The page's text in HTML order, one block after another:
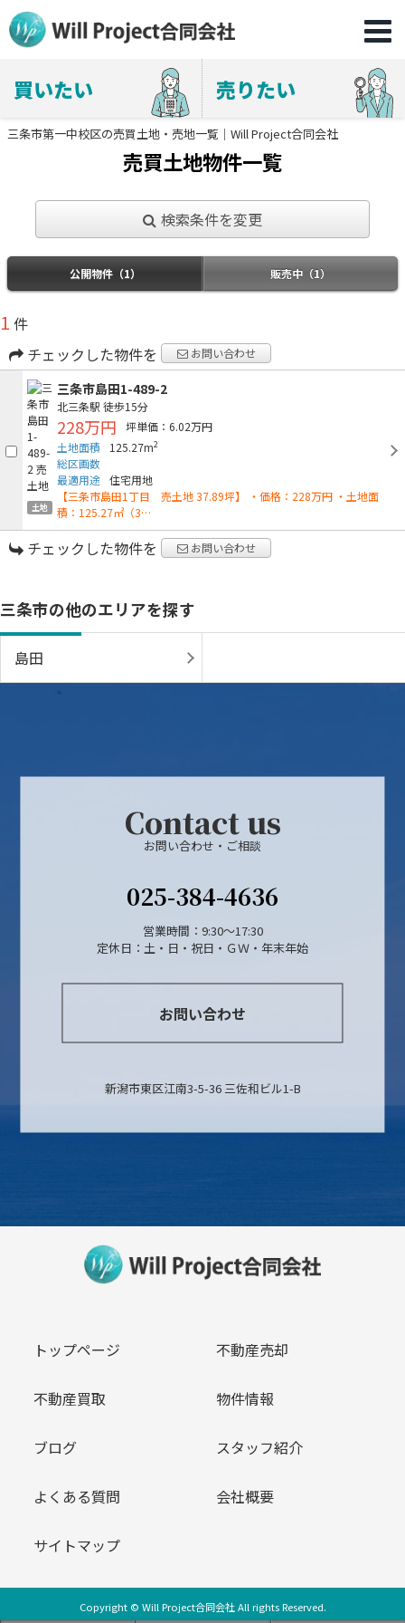
買いたい 売りたい
三条市第一中校区の売買土地・売地一覧｜Will Project合同会社
売買土地物件一覧
検索条件を変更
公開物件（1） 販売中（1）
1 件
チェックした物件を
お問い合わせ
土地
三条市島田1-489-2
北三条駅 徒歩15分
228万円
坪単価：6.02万円
土地面積
125.27m2
総区画数
最適用途 住宅用地
【三条市島田1丁目 売土地 37.89坪】 ・価格：228万円 ・土地面
積：125.27㎡（3…
チェックした物件を お問い合わせ
三条市の他のエリアを探す
島田
Contact us
お問い合わせ・ご相談
025-384-4636
営業時間：9:30～17:30
定休日：土・日・祝日・ＧＷ・年末年始
お問い合わせ
新潟市東区江南3-5-36 三佐和ビル1-B
トップページ 不動産売却
不動産買取 物件情報
ブログ スタッフ紹介
よくある質問 会社概要
サイトマップ
Copyright © Will Project合同会社 All rights Reserved.